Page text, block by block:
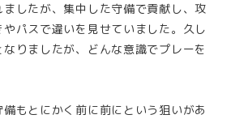
したが、集中した守備で貢献し、攻
パスで違いを見せていました。久し
りましたが、どんな意識でプレーを
もとにかく前に前にという狙いがあ